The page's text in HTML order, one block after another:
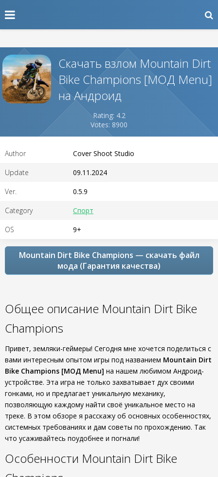
Скачать взлом Mountain Dirt
Bike Champions [МОД Menu]
на Андроид
Rating: 4.2
Votes: 8900
Author Cover Shoot Studio
Update 09.11.2024
Ver. 0.5.9
Category Спорт
OS 9+
Mountain Dirt Bike Champions — скачать файл
мода (Гарантия качества)
Общее описание Mountain Dirt Bike
Champions
Привет, земляки-геймеры! Сегодня мне хочется поделиться с
вами интересным опытом игры под названием Mountain Dirt
Bike Champions [МОД Menu] на нашем любимом Андроид-
устройстве. Эта игра не только захватывает дух своими
гонками, но и предлагает уникальную механику,
позволяющую каждому найти своё уникальное место на
треке. В этом обзоре я расскажу об основных особенностях,
системных требованиях и дам советы по прохождению. Так
что усаживайтесь поудобнее и погнали!
Особенности Mountain Dirt Bike